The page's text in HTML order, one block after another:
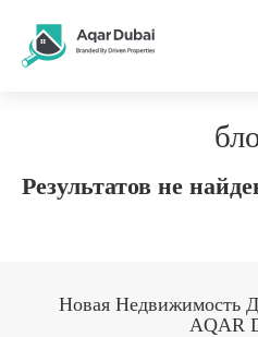
Результатов не
Новая Недвижимость
AQAR